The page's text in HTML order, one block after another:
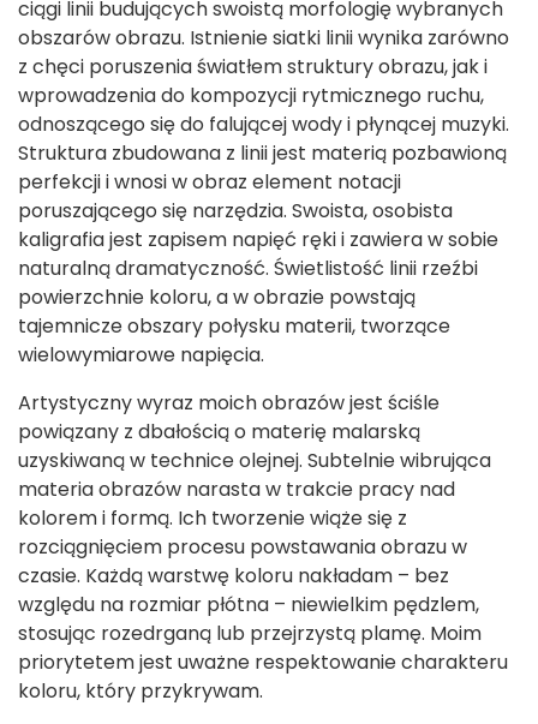
ciągi linii budujących swoistą morfologię wybranych
obszarów obrazu. Istnienie siatki linii wynika zarówno
z chęci poruszenia światłem struktury obrazu, jak i
wprowadzenia do kompozycji rytmicznego ruchu,
odnoszącego się do falującej wody i płynącej muzyki.
Struktura zbudowana z linii jest materią pozbawioną
perfekcji i wnosi w obraz element notacji
poruszającego się narzędzia. Swoista, osobista
kaligrafia jest zapisem napięć ręki i zawiera w sobie
naturalną dramatyczność. Świetlistość linii rzeźbi
powierzchnie koloru, a w obrazie powstają
tajemnicze obszary połysku materii, tworzące
wielowymiarowe napięcia.
Artystyczny wyraz moich obrazów jest ściśle
powiązany z dbałością o materię malarską
uzyskiwaną w technice olejnej. Subtelnie wibrująca
materia obrazów narasta w trakcie pracy nad
kolorem i formą. Ich tworzenie wiąże się z
rozciągnięciem procesu powstawania obrazu w
czasie. Każdą warstwę koloru nakładam – bez
względu na rozmiar płótna – niewielkim pędzlem,
stosując rozedrganą lub przejrzystą plamę. Moim
priorytetem jest uważne respektowanie charakteru
koloru, który przykrywam.